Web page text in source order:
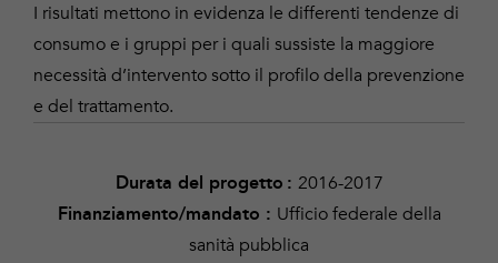
I risultati mettono in evidenza le differenti tendenze di
consumo e i gruppi per i quali sussiste la maggiore
necessità d’intervento sotto il profilo della prevenzione
e del trattamento.
Durata del progetto : 2016-2017
Finanziamento/mandato : Ufficio federale della
sanità pubblica